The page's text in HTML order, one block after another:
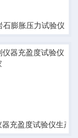
石膨胀压力试验仪
器充盈度试验仪生产